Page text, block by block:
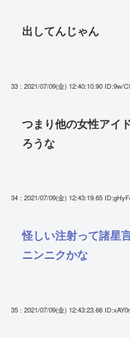
出してんじゃん
33 : 2021/07/09(金) 12:40:10.90 ID:9w/
つまり他の女性アイ
ろうな
34 : 2021/07/09(金) 12:43:19.65
怪しい注射って諸星
ニンニクかな
35 : 2021/07/09(金) 12:43:23.66